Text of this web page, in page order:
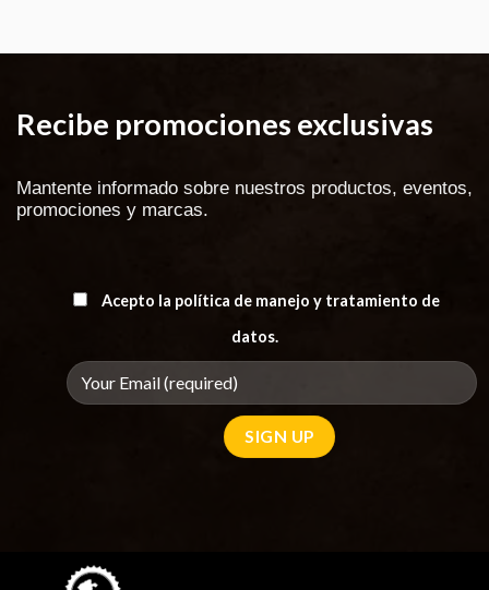
Recibe promociones exclusivas
Mantente informado sobre nuestros productos, eventos,
promociones y marcas.
Acepto la política de manejo y tratamiento de
datos.